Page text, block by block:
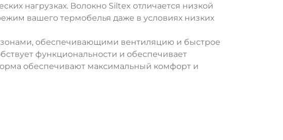
нагрузках. Волокно Siltex отличается низкой
вашего термобелья даже в условиях низких
обеспечивающими вентиляцию и быстрое
функциональности и обеспечивает
обеспечивают максимальный комфорт и